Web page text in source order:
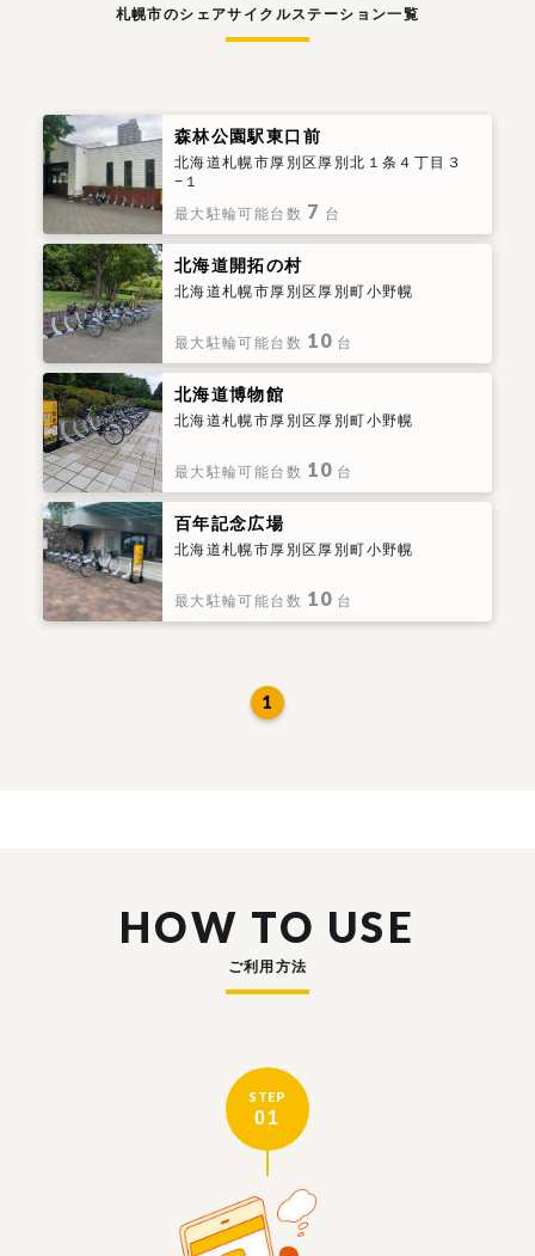
札幌市のシェアサイクルステーション一覧
森林公園駅東口前
北海道札幌市厚別区厚別北１条４丁目３
−１
最大駐輪可能台数 7 台
北海道開拓の村
北海道札幌市厚別区厚別町小野幌
最大駐輪可能台数 10 台
北海道博物館
北海道札幌市厚別区厚別町小野幌
最大駐輪可能台数 10 台
百年記念広場
北海道札幌市厚別区厚別町小野幌
最大駐輪可能台数 10 台
1
HOW TO USE
ご利用方法
STEP
01